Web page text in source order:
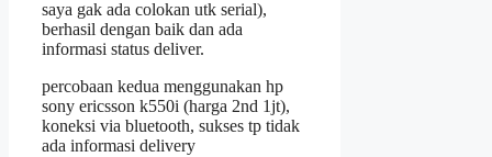
saya gak ada colokan utk serial),
berhasil dengan baik dan ada
informasi status deliver.
percobaan kedua menggunakan hp
sony ericsson k550i (harga 2nd 1jt),
koneksi via bluetooth, sukses tp tidak
ada informasi delivery